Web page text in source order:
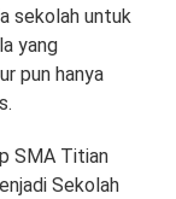
sekolah untuk
yang
pun hanya
SMA Titian
Sekolah